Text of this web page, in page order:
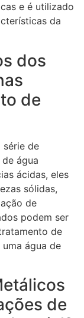
e é utilizado
da
dos
de
série de
água
ácidas, eles
sólidas,
de
podem ser
de
água de
de